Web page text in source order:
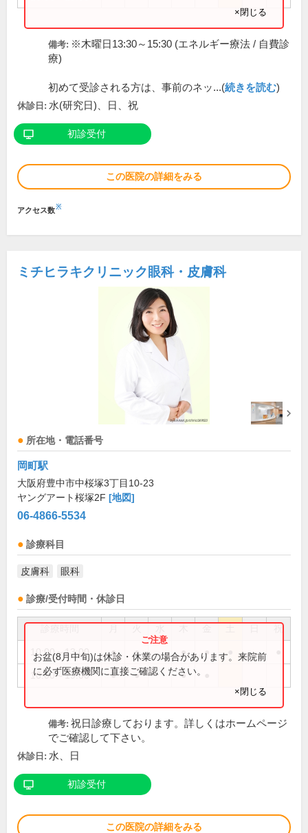
×閉じる
備考: ※木曜日13:30～15:30 (エネルギー療法 / 自費診
療)
初めて受診される方は、事前のネッ...(続きを読む)
休診日: 水(研究日)、日、祝
初診受付
この医院の詳細をみる
アクセス数※
ミチヒラキクリニック眼科・皮膚科
所在地・電話番号
岡町駅
大阪府豊中市中桜塚3丁目10-23
ヤングアート桜塚2F [地図]
06-4866-5534
診療科目
皮膚科 眼科
診療/受付時間・休診日
祝
10:00～13:00 ● ● ● ●
16:00～19:00 ● ● ●
お盆(8月中旬)は休診・休業の場合があります。来院前
に必ず医療機関に直接ご確認ください。
×閉じる
備考: 祝日診療しております。詳しくはホームページ
でご確認して下さい。
休診日: 水、日
初診受付
この医院の詳細をみる